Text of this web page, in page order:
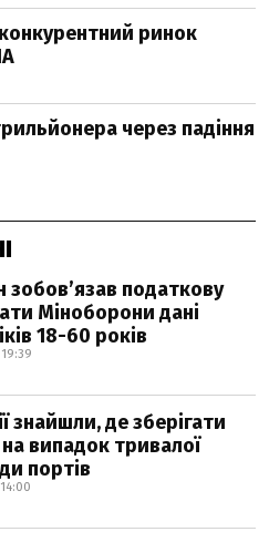
ринок
через падіння
зобовʼязав податкову
Міноборони дані
18-60 років
знайшли, де зберігати
випадок тривалої
портів